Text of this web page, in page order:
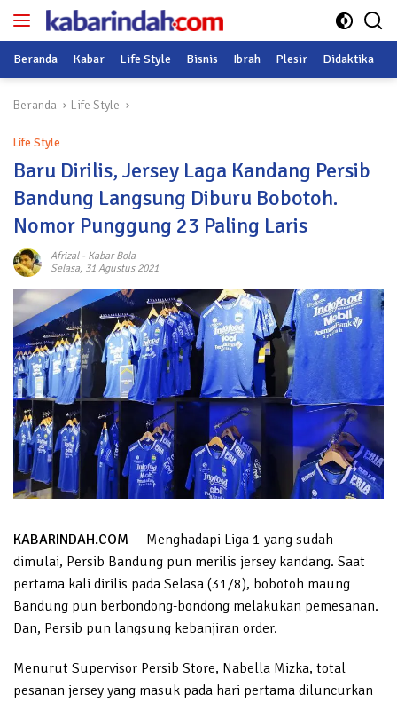
Langsung
Beranda Kabar Life Style Bisnis Ibrah Plesir Didaktika
Beranda Life Style
Life Style
Baru Dirilis, Jersey Laga Kandang Persib
Bandung Langsung Diburu Bobotoh.
Nomor Punggung 23 Paling Laris
Afrizal- Kabar Bola
Selasa, 31 Agustus 2021
KABARINDAH.COM — Menghadapi Liga 1 yang sudah
dimulai, Persib Bandung pun merilis jersey kandang. Saat
pertama kali dirilis pada Selasa (31/8), bobotoh maung
Bandung pun berbondong-bondong melakukan pemesanan.
Dan, Persib pun langsung kebanjiran order.
Menurut Supervisor Persib Store, Nabella Mizka, total
pesanan jersey yang masuk pada hari pertama diluncurkan